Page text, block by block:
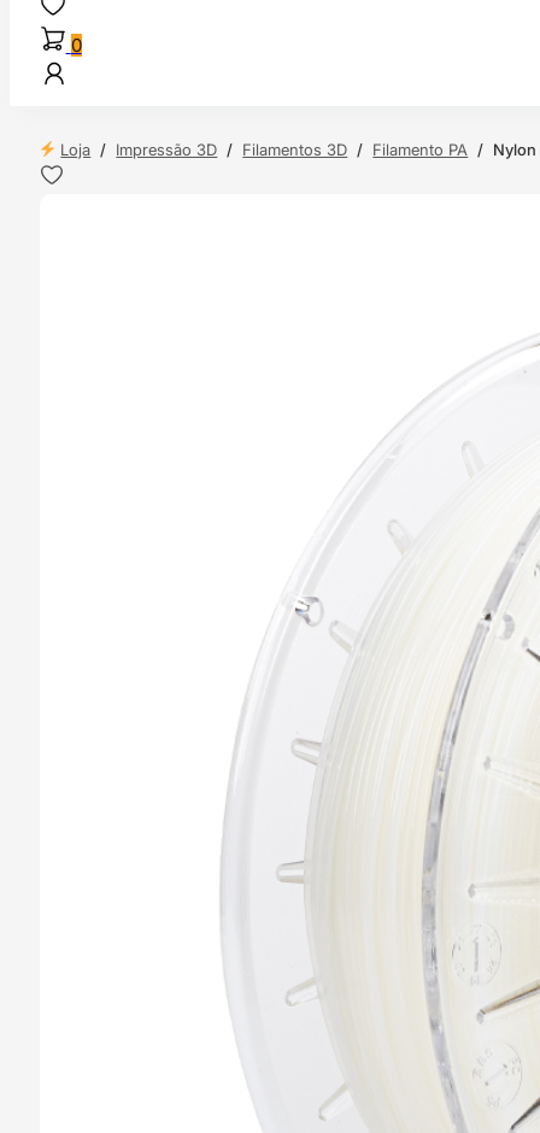
0
Loja / Impressão 3D / Filamentos 3D / Filamento PA / Nylon